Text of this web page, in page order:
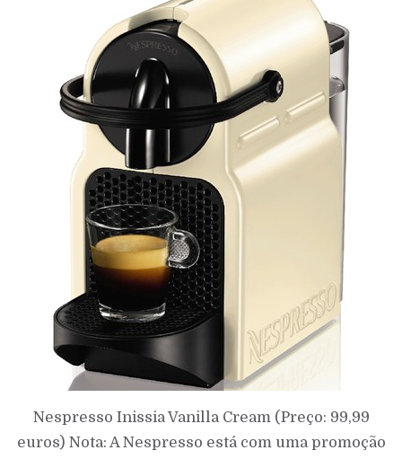
Nespresso Inissia Vanilla Cream (Preço: 99,99
euros) Nota: A Nespresso está com uma promoção